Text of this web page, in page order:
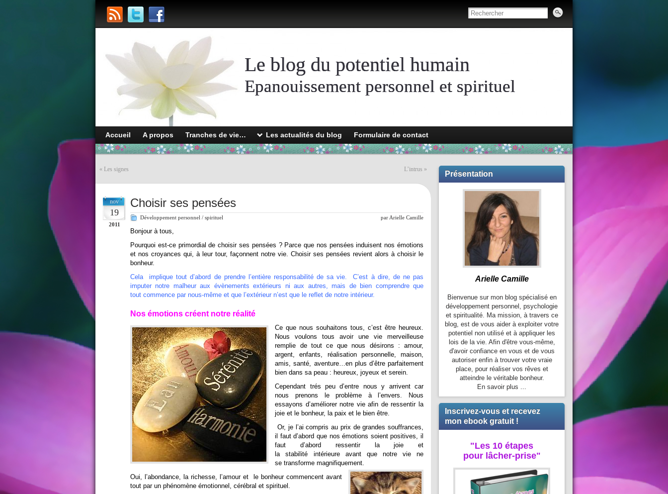
Le blog du potentiel humain
Epanouissement personnel et spirituel
Accueil A propos Tranches de vie… Les actualités du blog Formulaire de contact
« Les signes L’intrus »
nov
19
2011
Choisir ses pensées
Développement personnel / spirituel par Arielle Camille
Bonjour à tous,
Pourquoi est-ce primordial de choisir ses pensées ? Parce que nos pensées induisent nos émotions
et nos croyances qui, à leur tour, façonnent notre vie. Choisir ses pensées revient alors à choisir le
bonheur.
Cela implique tout d’abord de prendre l’entière responsabilité de sa vie. C’est à dire, de ne pas
imputer notre malheur aux évènements extérieurs ni aux autres, mais de bien comprendre que
tout commence par nous-même et que l’extérieur n’est que le reflet de notre intérieur.
Nos émotions créent notre réalité
Ce que nous souhaitons tous, c’est être heureux.
Nous voulons tous avoir une vie merveilleuse
remplie de tout ce que nous désirons : amour,
argent, enfants, réalisation personnelle, maison,
amis, santé, aventure…en plus d’être parfaitement
bien dans sa peau : heureux, joyeux et serein.
Cependant trés peu d’entre nous y arrivent car
nous prenons le problème à l’envers. Nous
essayons d’améliorer notre vie afin de ressentir la
joie et le bonheur, la paix et le bien être.
Or, je l’ai compris au prix de grandes souffrances,
il faut d’abord que nos émotions soient positives, il
faut d’abord ressentir la joie et
la stabilité intérieure avant que notre vie ne
se transforme magnifiquement.
Oui, l’abondance, la richesse, l’amour et le bonheur commencent avant
tout par un phénomène émotionnel, cérébral et spirituel.
Présentation
Arielle Camille
Bienvenue sur mon blog spécialisé en
développement personnel, psychologie
et spiritualité. Ma mission, à travers ce
blog, est de vous aider à exploiter votre
potentiel non utilisé et à appliquer les
lois de la vie. Afin d'être vous-même,
d'avoir confiance en vous et de vous
autoriser enfin à trouver votre vraie
place, pour réaliser vos rêves et
atteindre le véritable bonheur.
En savoir plus ...
Inscrivez-vous et recevez
mon ebook gratuit !
"Les 10 étapes
pour lâcher-prise"